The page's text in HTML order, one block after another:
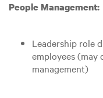
People Management:
Leadership role
employees (may
management)